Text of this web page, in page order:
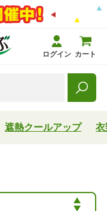
ログイン カート
遮熱クールアップ 衣